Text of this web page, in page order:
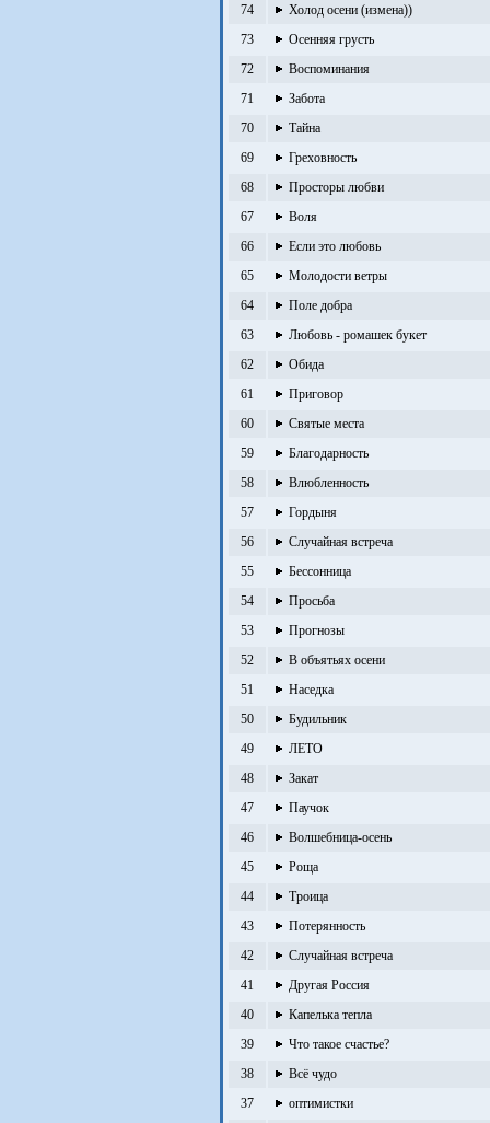
74
Холод осени (измена))
73
Осенняя грусть
72
Воспоминания
71
Забота
70
Тайна
69
Греховность
68
Просторы любви
67
Воля
66
Если это любовь
65
Молодости ветры
64
Поле добра
63
Любовь - ромашек букет
62
Обида
61
Приговор
60
Святые места
59
Благодарность
58
Влюбленность
57
Гордыня
56
Случайная встреча
55
Бессонница
54
Просьба
53
Прогнозы
52
В объятьях осени
51
Наседка
50
Будильник
49
ЛЕТО
48
Закат
47
Паучок
46
Волшебница-осень
45
Роща
44
Троица
43
Потерянность
42
Случайная встреча
41
Другая Россия
40
Капелька тепла
39
Что такое счастье?
38
Всё чудо
37
оптимистки